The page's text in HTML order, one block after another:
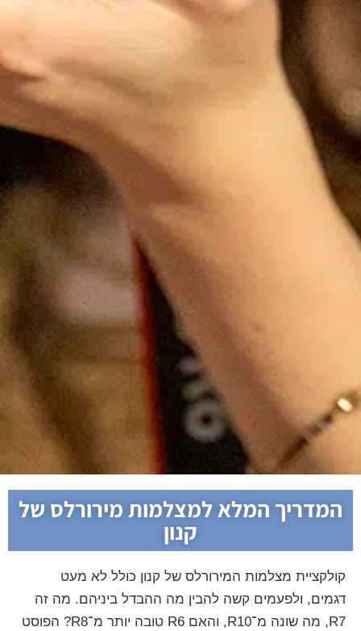
המדריך המלא למצלמות מירורלס של
קנון
קולקציית מצלמות המירורלס של קנון כולל לא מעט
דגמים, ולפעמים קשה להבין מה ההבדל ביניהם. מה זה
R7, מה שונה מ־R10, והאם R6 טובה יותר מ־R8? הפוסט